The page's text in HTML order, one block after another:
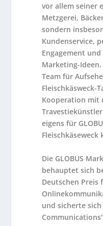
vor allem seiner
Metzgerei,
sondern
Kundenservice,
Engagement
Marketing-
Team für
Fleischkäsweck-
Kooperation mit
eigens für
Die GLOBUS
behauptet sich
Deutschen Preis
und sicherte